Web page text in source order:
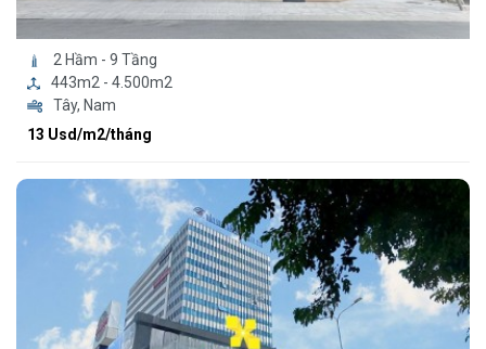
2 Hầm - 9 Tầng
443m2 - 4.500m2
Tây, Nam
13 Usd/m2/tháng